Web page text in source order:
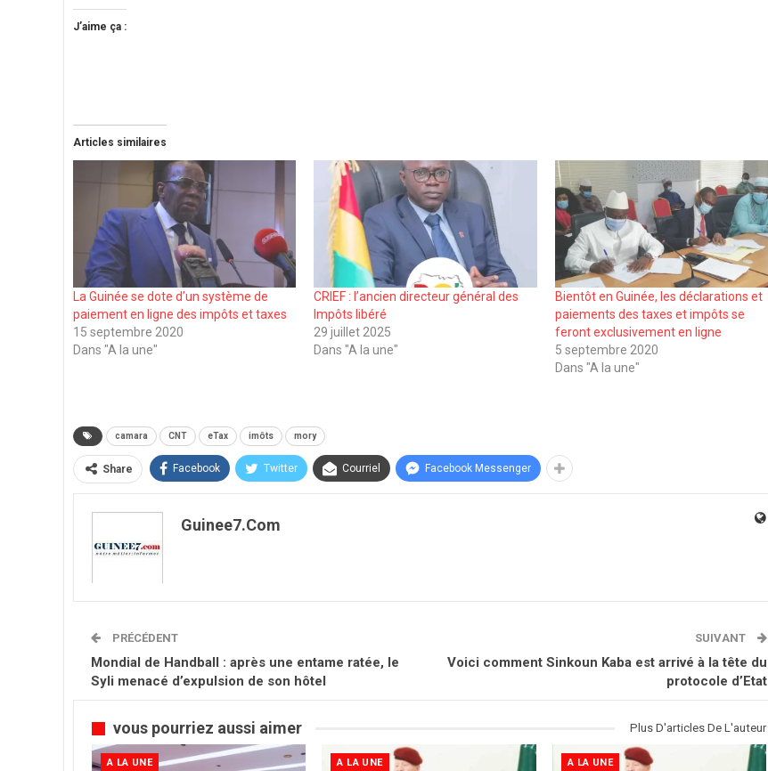
J’aime ça :
Articles similaires
La Guinée se dote d’un système de
paiement en ligne des impôts et taxes
15 septembre 2020
Dans "A la une"
CRIEF : l’ancien directeur général des
Impôts libéré
29 juillet 2025
Dans "A la une"
Bientôt en Guinée, les déclarations et
paiements des taxes et impôts se
feront exclusivement en ligne
5 septembre 2020
Dans "A la une"
camara CNT eTax imôts mory
Share Facebook Twitter Courriel Facebook Messenger
Guinee7.com
PRÉCÉDENT
Mondial de Handball : après une entame ratée, le
Syli menacé d’expulsion de son hôtel
SUIVANT
Voici comment Sinkoun Kaba est arrivé à la tête du
protocole d’Etat
vous pourriez aussi aimer Plus D'articles De L'auteur
A LA UNE A LA UNE A LA UNE